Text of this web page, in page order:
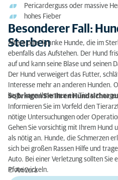
Pericarderguss oder massive
hohes Fieber
Besonderer Fall:
Sterben
Ältere oder kranke Hunde, die im
ebenfalls das Aufstehen. Der Hund
auf und kann seine Blase und seinen
Der Hund verweigert das Futter,
Interesse mehr an anderen Hunden.
liegt, kann Ihnen nur ein Tierarzt
So bringen Sie Ihren Hund sicher
Informieren Sie im Vorfeld den
nötige Untersuchungen oder
Gehen Sie vorsichtig mit Ihrem Hund
als nötig an. Hunde, die Schmerzen
sich bei großen Rassen Hilfe und
Auto. Bei einer Verletzung sollten Sie
Pfote wickeln.
© AniCura